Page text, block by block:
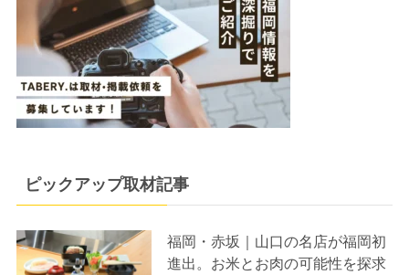
ピックアップ取材記事
福岡・赤坂｜山口の名店が福岡初
進出。お米とお肉の可能性を探求